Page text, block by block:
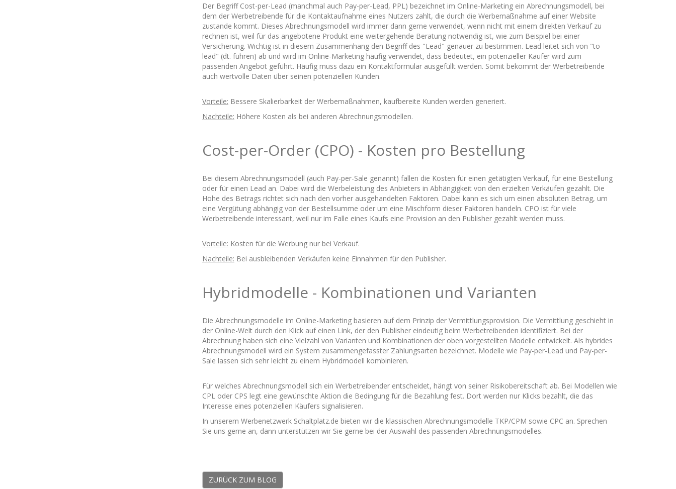
Der Begriff Cost-per-Lead (manchmal auch Pay-per-Lead, PPL) bezeichnet im Online-Marketing ein Abrechnungsmodell, bei
dem der Werbetreibende für die Kontaktaufnahme eines Nutzers zahlt, die durch die Werbemaßnahme auf einer Website
zustande kommt. Dieses Abrechnungsmodell wird immer dann gerne verwendet, wenn nicht mit einem direkten Verkauf zu
rechnen ist, weil für das angebotene Produkt eine weitergehende Beratung notwendig ist, wie zum Beispiel bei einer
Versicherung. Wichtig ist in diesem Zusammenhang den Begriff des "Lead" genauer zu bestimmen. Lead leitet sich von "to
lead" (dt. führen) ab und wird im Online-Marketing häufig verwendet, dass bedeutet, ein potenzieller Käufer wird zum
passenden Angebot geführt. Häufig muss dazu ein Kontaktformular ausgefüllt werden. Somit bekommt der Werbetreibende
auch wertvolle Daten über seinen potenziellen Kunden.
Vorteile: Bessere Skalierbarkeit der Werbemaßnahmen, kaufbereite Kunden werden generiert.
Nachteile: Höhere Kosten als bei anderen Abrechnungsmodellen.
Cost-per-Order (CPO) - Kosten pro Bestellung
Bei diesem Abrechnungsmodell (auch Pay-per-Sale genannt) fallen die Kosten für einen getätigten Verkauf, für eine Bestellung
oder für einen Lead an. Dabei wird die Werbeleistung des Anbieters in Abhängigkeit von den erzielten Verkäufen gezahlt. Die
Höhe des Betrags richtet sich nach den vorher ausgehandelten Faktoren. Dabei kann es sich um einen absoluten Betrag, um
eine Vergütung abhängig von der Bestellsumme oder um eine Mischform dieser Faktoren handeln. CPO ist für viele
Werbetreibende interessant, weil nur im Falle eines Kaufs eine Provision an den Publisher gezahlt werden muss.
Vorteile: Kosten für die Werbung nur bei Verkauf.
Nachteile: Bei ausbleibenden Verkäufen keine Einnahmen für den Publisher.
Hybridmodelle - Kombinationen und Varianten
Die Abrechnungsmodelle im Online-Marketing basieren auf dem Prinzip der Vermittlungsprovision. Die Vermittlung geschieht in
der Online-Welt durch den Klick auf einen Link, der den Publisher eindeutig beim Werbetreibenden identifiziert. Bei der
Abrechnung haben sich eine Vielzahl von Varianten und Kombinationen der oben vorgestellten Modelle entwickelt. Als hybrides
Abrechnungsmodell wird ein System zusammengefasster Zahlungsarten bezeichnet. Modelle wie Pay-per-Lead und Pay-per-
Sale lassen sich sehr leicht zu einem Hybridmodell kombinieren.
Für welches Abrechnungsmodell sich ein Werbetreibender entscheidet, hängt von seiner Risikobereitschaft ab. Bei Modellen wie
CPL oder CPS legt eine gewünschte Aktion die Bedingung für die Bezahlung fest. Dort werden nur Klicks bezahlt, die das
Interesse eines potenziellen Käufers signalisieren.
In unserem Werbenetzwerk Schaltplatz.de bieten wir die klassischen Abrechnungsmodelle TKP/CPM sowie CPC an. Sprechen
Sie uns gerne an, dann unterstützen wir Sie gerne bei der Auswahl des passenden Abrechnungsmodelles.
ZURÜCK ZUM BLOG